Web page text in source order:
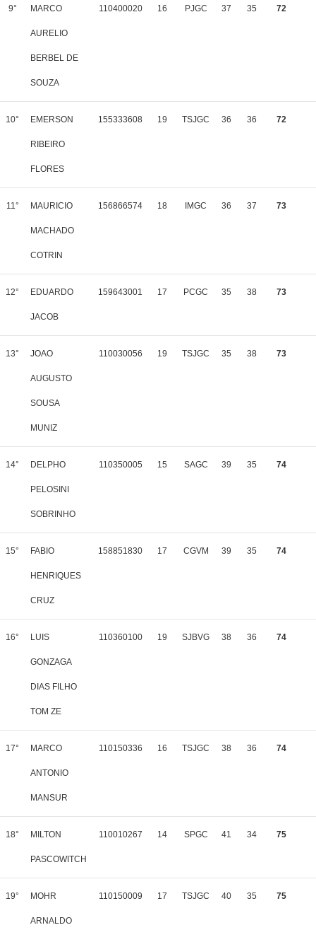
9° MARCO
AURELIO
BERBEL DE
SOUZA
110400020 16 PJGC 37 35 72
10° EMERSON
RIBEIRO
FLORES
155333608 19 TSJGC 36 36 72
11° MAURICIO
MACHADO
COTRIN
156866574 18 IMGC 36 37 73
12° EDUARDO
JACOB
159643001 17 PCGC 35 38 73
13° JOAO
AUGUSTO
SOUSA
MUNIZ
110030056 19 TSJGC 35 38 73
14° DELPHO
PELOSINI
SOBRINHO
110350005 15 SAGC 39 35 74
15° FABIO
HENRIQUES
CRUZ
158851830 17 CGVM 39 35 74
16° LUIS
GONZAGA
DIAS FILHO
TOM ZE
110360100 19 SJBVG 38 36 74
17° MARCO
ANTONIO
MANSUR
110150336 16 TSJGC 38 36 74
18° MILTON
PASCOWITCH
110010267 14 SPGC 41 34 75
19° MOHR
ARNALDO
110150009 17 TSJGC 40 35 75